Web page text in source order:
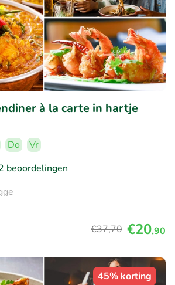
à la carte in hartje
Do
Vr
beoordelingen
€37,70 €20,90
45% korting